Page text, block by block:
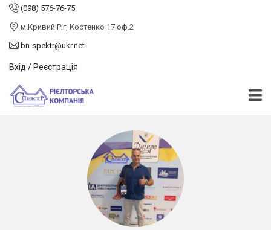
(098) 576-76-75
м.Кривий Ріг, Костенко 17 оф.2
bn-spektr@ukr.net
Вхід / Реєстрація